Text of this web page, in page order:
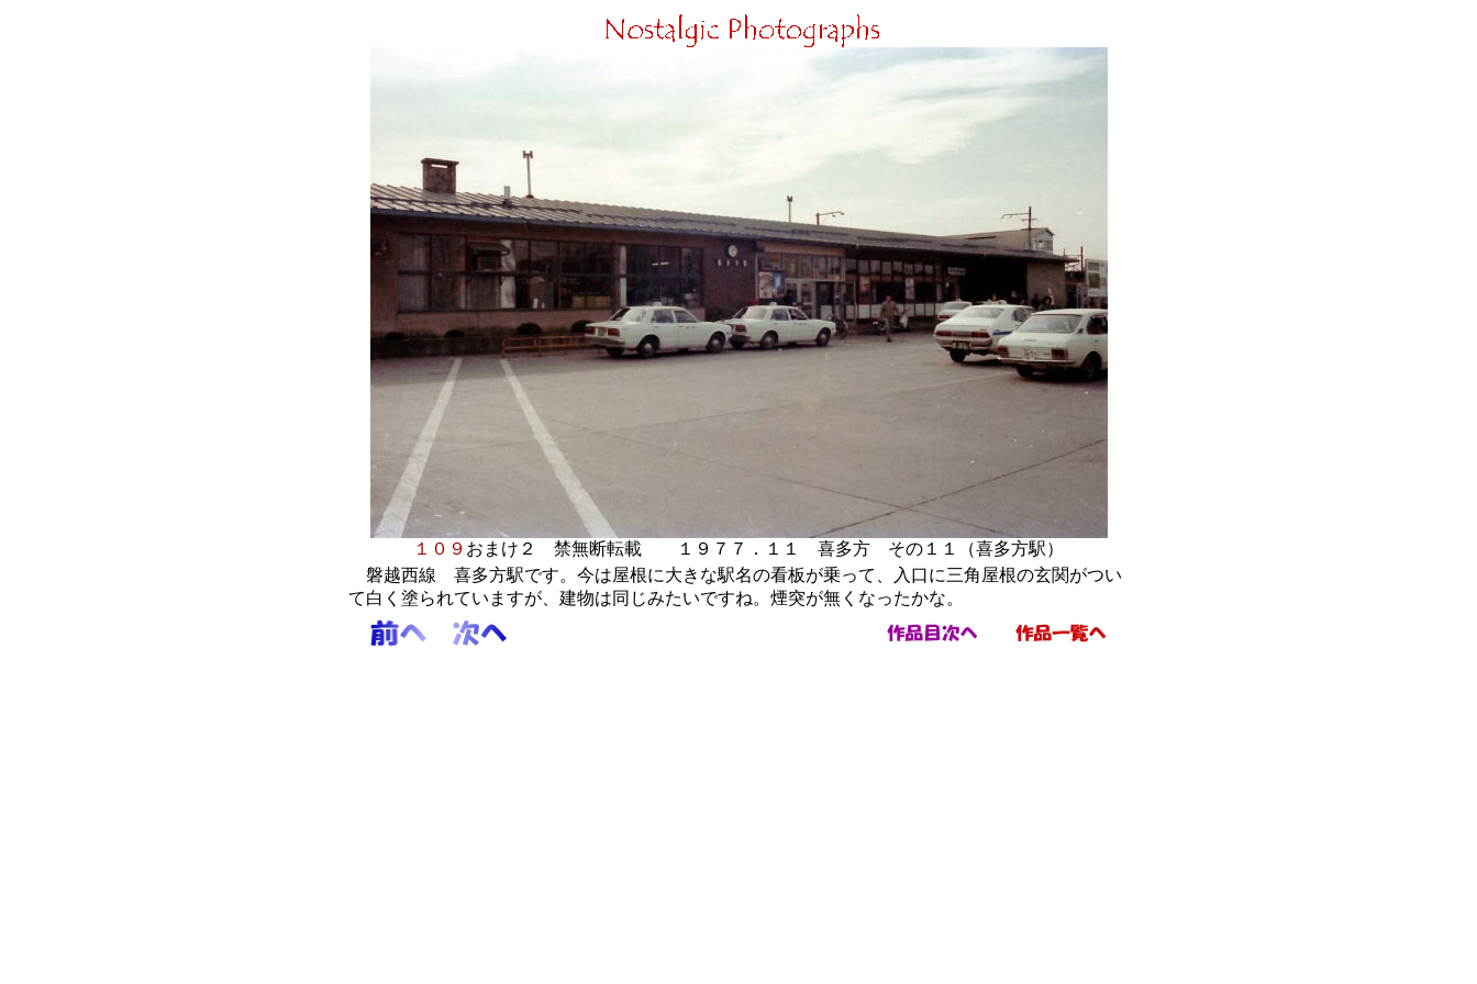
１０９ おまけ２ 禁無断転載 １９７７．１１ 喜多方 その１１（喜多方駅）
磐越西線 喜多方駅です。今は屋根に大きな駅名の看板が乗って、入口に三角屋根の玄関がつい
て白く塗られていますが、建物は同じみたいですね。煙突が無くなったかな。